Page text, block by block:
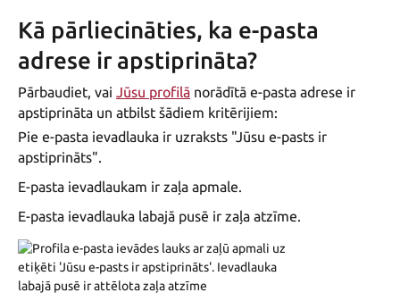
Kā pārliecināties, ka e-pasta
adrese ir apstiprināta?
Pārbaudiet, vai Jūsu profilā norādītā e-pasta adrese ir
apstiprināta un atbilst šādiem kritērijiem:
Pie e-pasta ievadlauka ir uzraksts "Jūsu e-pasts ir
apstiprināts".
E-pasta ievadlaukam ir zaļa apmale.
E-pasta ievadlauka labajā pusē ir zaļa atzīme.